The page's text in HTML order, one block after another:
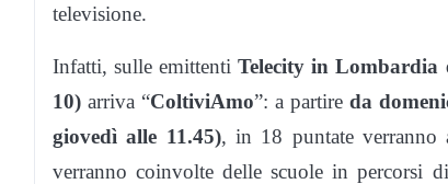
televisione.
Infatti, sulle emittentiTelecity in Lombardia
10) arriva “ColtiviAmo”: a partire da
giovedì alle 11.45), in 18 puntate verranno
verranno coinvolte delle scuole in percorsi